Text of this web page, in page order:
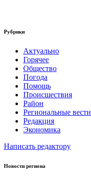
Рубрики
Актуально
Горячее
Общество
Погода
Помощь
Происшествия
Район
Региональные вести
Редакция
Экономика
Написать редактору
Новости региона